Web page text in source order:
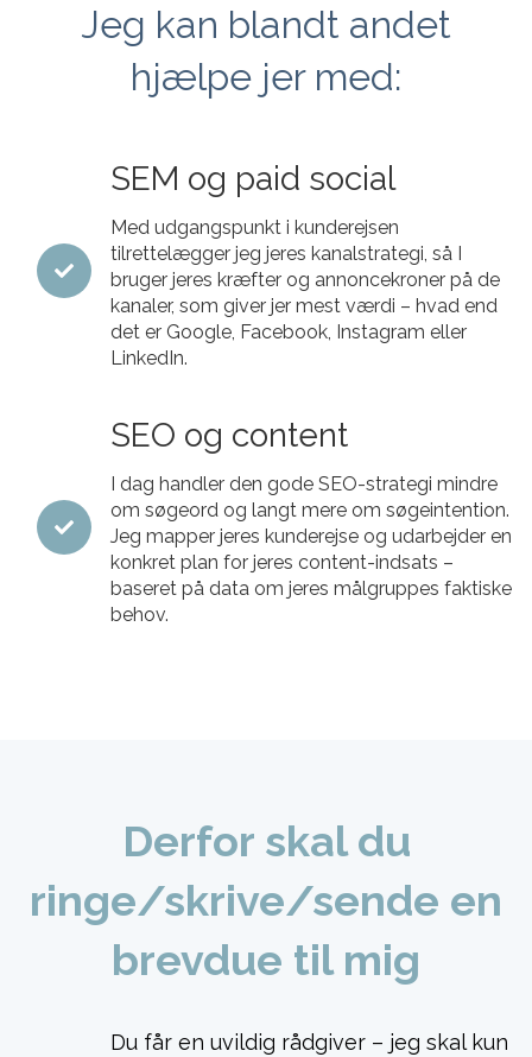
Jeg kan blandt andet
hjælpe jer med:
SEM og paid social
Med udgangspunkt i kunderejsen
tilrettelægger jeg jeres kanalstrategi, så I
bruger jeres kræfter og annoncekroner på de
kanaler, som giver jer mest værdi – hvad end
det er Google, Facebook, Instagram eller
LinkedIn.
SEO og content
I dag handler den gode SEO-strategi mindre
om søgeord og langt mere om søgeintention.
Jeg mapper jeres kunderejse og udarbejder en
konkret plan for jeres content-indsats –
baseret på data om jeres målgruppes faktiske
behov.
Derfor skal du
ringe/skrive/sende en
brevdue til mig
Du får en uvildig rådgiver – jeg skal kun